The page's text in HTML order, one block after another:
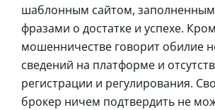
шаблонным сайтом,
фразами о достатке и успехе.
мошенничестве говорит обилие
сведений на платформе и
регистрации и регулирования.
брокер ничем подтвердить не